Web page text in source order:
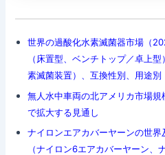
世界の過酸化水素滅菌器市場（
（床置型、ベンチトップ／卓上
素滅菌装置）、互換性別、用途別
無人水中車両の北アメリカ市場
で拡大する見通し
ナイロンエアカバーヤーンの世
（ナイロン6エアカバーヤーン、